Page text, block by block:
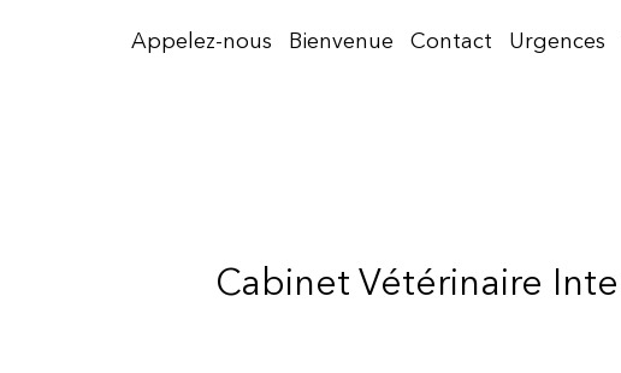
Appelez-nous Bienvenue Contact Urgences
Cabinet Vétérinaire